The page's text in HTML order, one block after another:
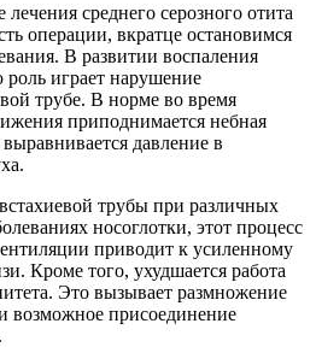
среднего серозного отита
операции, вкратце остановимся
В развитии воспаления
играет нарушение
трубе. В норме во время
приподнимается небная
давление в
трубы при различных
носоглотки, этот процесс
приводит к усиленному
Кроме того, ухудшается работа
Это вызывает размножение
возможное присоединение